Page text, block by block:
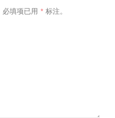
必填项已用 * 标注。